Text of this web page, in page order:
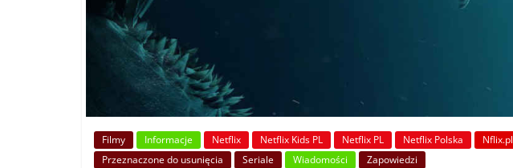
Filmy Informacje Netflix Netflix Kids PL Netflix PL Netflix Polska Nflix.pl
Przeznaczone do usunięcia
Seriale Wiadomości Zapowiedzi